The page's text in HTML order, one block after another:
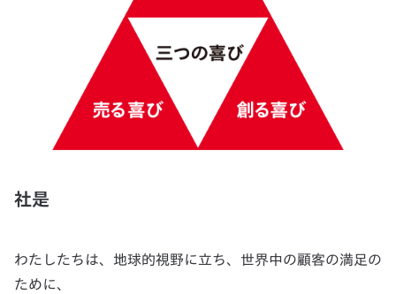
社是
わたしたちは、地球的視野に立ち、世界中の顧客の満足の
ために、